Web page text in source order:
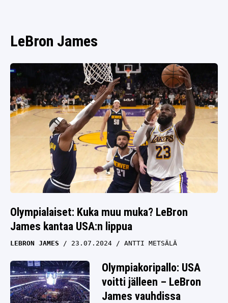
LeBron James
Olympialaiset: Kuka muu muka? LeBron
James kantaa USA:n lippua
LEBRON JAMES 23.07.2024 ANTTI METSÄLÄ
Olympiakoripallo: USA
voitti jälleen – LeBron
James vauhdissa